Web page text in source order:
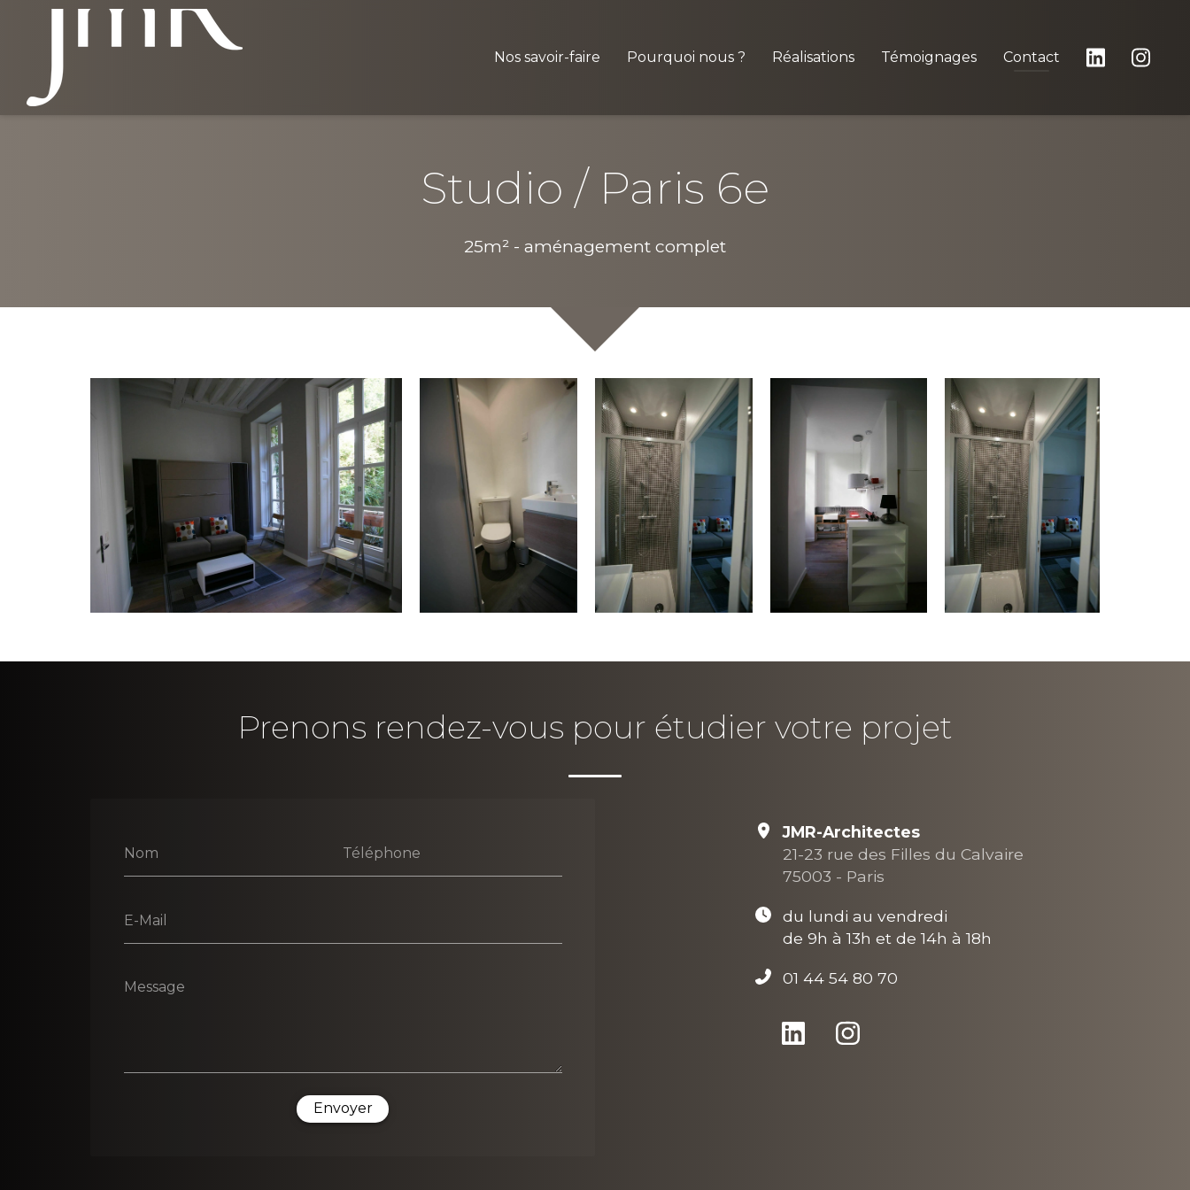
Nos savoir-faire Pourquoi nous ? Réalisations Témoignages Contact
Studio / Paris 6e
25m² - aménagement complet
Prenons rendez-vous pour étudier votre projet
Nom Téléphone
E-Mail
Message
Envoyer
JMR-Architectes
21-23 rue des Filles du Calvaire
75003 - Paris
du lundi au vendredi
de 9h à 13h et de 14h à 18h
01 44 54 80 70